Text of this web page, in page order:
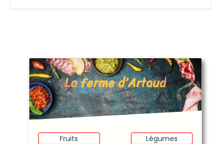
La ferme d’Artaud
Fruits Légumes